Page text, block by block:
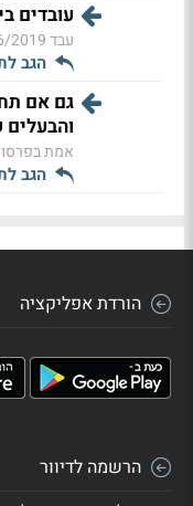
עובדים
עבד15:31
הגב
גם אם
אמת
הגב
הורדת אפליקציה
הרשמה לדיוור